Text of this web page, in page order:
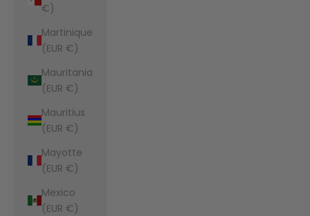
€)
Martinique
(EUR €)
Mauritania
(EUR €)
Mauritius
(EUR €)
Mayotte
(EUR €)
Mexico
(EUR €)